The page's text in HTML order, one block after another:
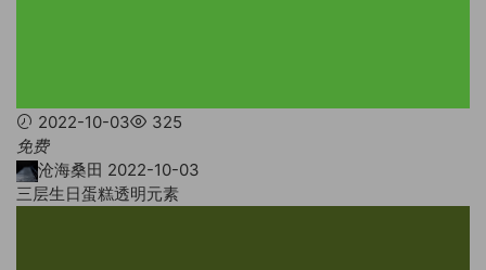
2022-10-03
325
免费
沧海桑田 2022-10-03
三层生日蛋糕透明元素